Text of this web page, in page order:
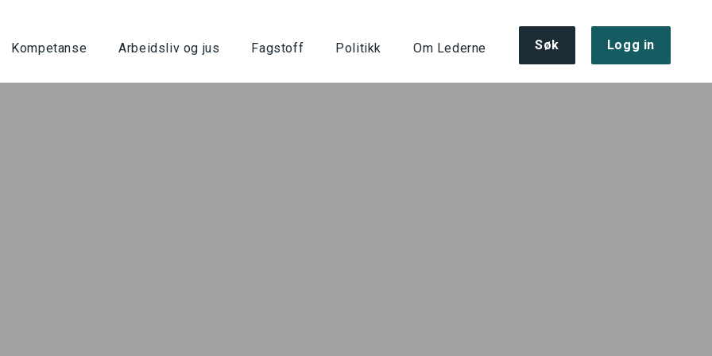
Kompetanse Arbeidsliv og jus Fagstoff Politikk Om Lederne Søk Logg in